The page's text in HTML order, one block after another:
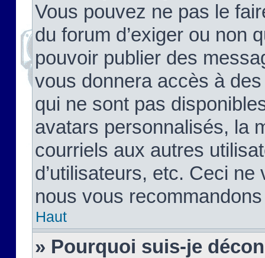
Vous pouvez ne pas le
du forum d’exiger ou non
pouvoir publier des
vous donnera accès à
qui ne sont pas
avatars personnalisés, la
courriels aux autres
d’utilisateurs, etc. Ceci
nous vous
Haut
» Pourquoi suis-je